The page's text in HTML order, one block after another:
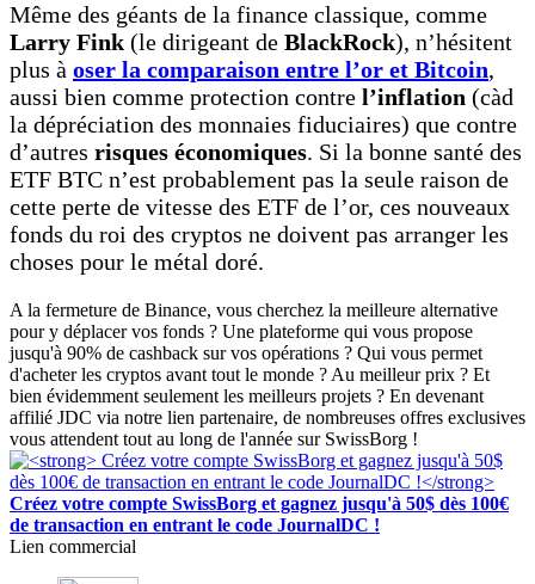
Même des géants de la finance classique, comme
Larry Fink (le dirigeant de BlackRock), n’hésitent
plus à oser la comparaison entre l’or et Bitcoin,
aussi bien comme protection contre l’inflation (càd
la dépréciation des monnaies fiduciaires) que contre
d’autres risques économiques. Si la bonne santé des
ETF BTC n’est probablement pas la seule raison de
cette perte de vitesse des ETF de l’or, ces nouveaux
fonds du roi des cryptos ne doivent pas arranger les
choses pour le métal doré.
A la fermeture de Binance, vous cherchez la meilleure alternative
pour y déplacer vos fonds ? Une plateforme qui vous propose
jusqu'à 90% de cashback sur vos opérations ? Qui vous permet
d'acheter les cryptos avant tout le monde ? Au meilleur prix ? Et
bien évidemment seulement les meilleurs projets ? En devenant
affilié JDC via notre lien partenaire, de nombreuses offres exclusives
vous attendent tout au long de l'année sur SwissBorg !
Créez votre compte SwissBorg et gagnez jusqu'à 50$ dès 100€
de transaction en entrant le code JournalDC !
Lien commercial